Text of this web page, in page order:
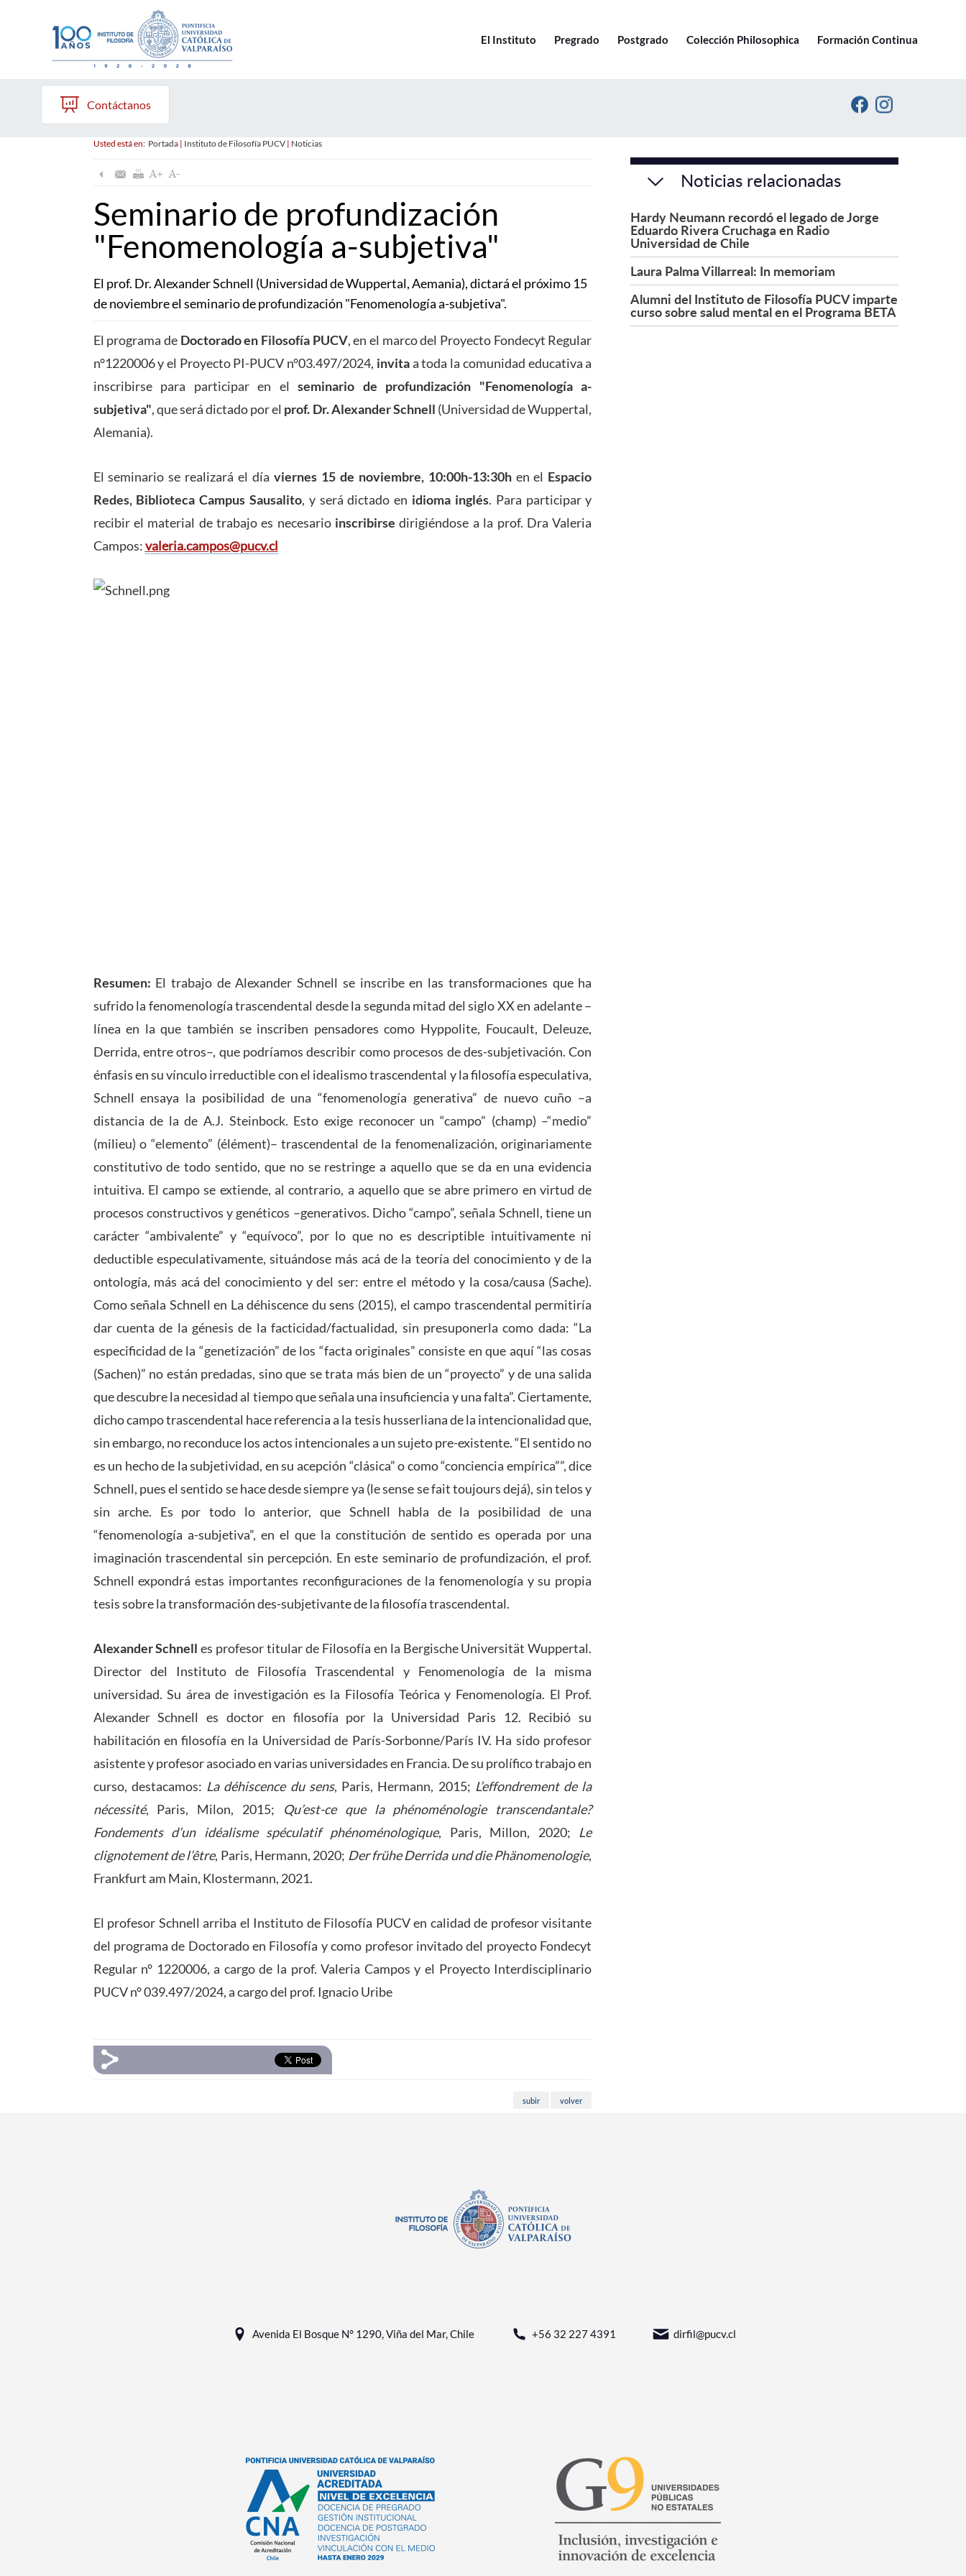
El Instituto Pregrado Postgrado Colección Philosophica Formación Continua
Contáctanos
Usted está en: Portada| Instituto de Filosofía PUCV| Noticias
Seminario de profundización
"Fenomenología a-subjetiva"
El prof. Dr. Alexander Schnell (Universidad de Wuppertal, Aemania), dictará el próximo 15
de noviembre el seminario de profundización "Fenomenología a-subjetiva".
El programa de Doctorado en Filosofía PUCV, en el marco del Proyecto Fondecyt Regular
n°1220006 y el Proyecto PI-PUCV n°03.497/2024, invitaa toda la comunidad educativa a
inscribirse para participar en elseminario de profundización "Fenomenología a-
subjetiva", que será dictado por el prof. Dr. Alexander Schnell (Universidad de Wuppertal,
Alemania).
El seminario se realizará el día viernes 15 de noviembre, 10:00h-13:30h en el Espacio
Redes, Biblioteca Campus Sausalito, y será dictado en idioma inglés. Para participar y
recibir el material de trabajo es necesario inscribirse dirigiéndose a la prof. Dra Valeria
Campos:valeria.campos@pucv.cl
Resumen: El trabajo de Alexander Schnell se inscribe en las transformaciones que ha
sufrido la fenomenología trascendental desde la segunda mitad del siglo XX en adelante –
línea en la que también se inscriben pensadores como Hyppolite, Foucault, Deleuze,
Derrida, entre otros–, que podríamos describir como procesos de des-subjetivación. Con
énfasis en su vínculo irreductible con el idealismo trascendental y la filosofía especulativa,
Schnell ensaya la posibilidad de una “fenomenología generativa” de nuevo cuño –a
distancia de la de A.J. Steinbock. Esto exige reconocer un “campo” (champ) –“medio”
(milieu) o “elemento” (élément)– trascendental de la fenomenalización, originariamente
constitutivo de todo sentido, que no se restringe a aquello que se da en una evidencia
intuitiva. El campo se extiende, al contrario, a aquello que se abre primero en virtud de
procesos constructivos y genéticos –generativos. Dicho “campo”, señala Schnell, tiene un
carácter “ambivalente” y “equívoco”, por lo que no es descriptible intuitivamente ni
deductible especulativamente, situándose más acá de la teoría del conocimiento y de la
ontología, más acá del conocimiento y del ser: entre el método y la cosa/causa (Sache).
Como señala Schnell en La déhiscence du sens (2015), el campo trascendental permitiría
dar cuenta de la génesis de la facticidad/factualidad, sin presuponerla como dada: “La
especificidad de la “genetización” de los “facta originales” consiste en que aquí “las cosas
(Sachen)” no están predadas, sino que se trata más bien de un “proyecto” y de una salida
que descubre la necesidad al tiempo que señala una insuficiencia y una falta”. Ciertamente,
dicho campo trascendental hace referencia a la tesis husserliana de la intencionalidad que,
sin embargo, no reconduce los actos intencionales a un sujeto pre-existente. “El sentido no
es un hecho de la subjetividad, en su acepción “clásica” o como “conciencia empírica””, dice
Schnell, pues el sentido se hace desde siempre ya (le sense se fait toujours dejá), sin telos y
sin arche. Es por todo lo anterior, que Schnell habla de la posibilidad de una
“fenomenología a-subjetiva”, en el que la constitución de sentido es operada por una
imaginación trascendental sin percepción. En este seminario de profundización, el prof.
Schnell expondrá estas importantes reconfiguraciones de la fenomenología y su propia
tesis sobre la transformación des-subjetivante de la filosofía trascendental.
Alexander Schnell es profesor titular de Filosofía en la Bergische Universität Wuppertal.
Director del Instituto de Filosofía Trascendental y Fenomenología de la misma
universidad. Su área de investigación es la Filosofía Teórica y Fenomenología. El Prof.
Alexander Schnell es doctor en filosofía por la Universidad Paris 12. Recibió su
habilitación en filosofía en la Universidad de París-Sorbonne/París IV. Ha sido profesor
asistente y profesor asociado en varias universidades en Francia. De su prolífico trabajo en
curso, destacamos: La déhiscence du sens, Paris, Hermann, 2015; L’effondrement de la
nécessité, Paris, Milon, 2015; Qu’est-ce que la phénoménologie transcendantale?
Fondements d’un idéalisme spéculatif phénoménologique, Paris, Millon, 2020; Le
clignotement de l’être, Paris, Hermann, 2020; Der frühe Derrida und die Phänomenologie,
Frankfurt am Main, Klostermann, 2021.
El profesor Schnell arriba el Instituto de Filosofía PUCV en calidad de profesor visitante
del programa de Doctorado en Filosofía y como profesor invitado del proyecto Fondecyt
Regular n° 1220006, a cargo de la prof. Valeria Campos y el Proyecto Interdisciplinario
PUCV n° 039.497/2024, a cargo del prof. Ignacio Uribe
subir volver
Noticias relacionadas
Hardy Neumann recordó el legado de Jorge
Eduardo Rivera Cruchaga en Radio
Universidad de Chile
Laura Palma Villarreal: In memoriam
Alumni del Instituto de Filosofía PUCV imparte
curso sobre salud mental en el Programa BETA
Avenida El Bosque N° 1290, Viña del Mar, Chile +56 32 227 4391 dirfil@pucv.cl